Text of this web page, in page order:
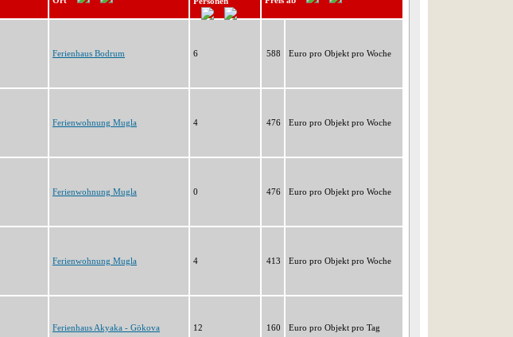
Ferienhaus Bodrum 6 588 Euro pro Objekt pro Woche
Ferienwohnung Mugla 4 476 Euro pro Objekt pro Woche
Ferienwohnung Mugla 0 476 Euro pro Objekt pro Woche
Ferienwohnung Mugla 4 413 Euro pro Objekt pro Woche
Ferienhaus Akyaka - Gökova 12 160 Euro pro Objekt pro Tag